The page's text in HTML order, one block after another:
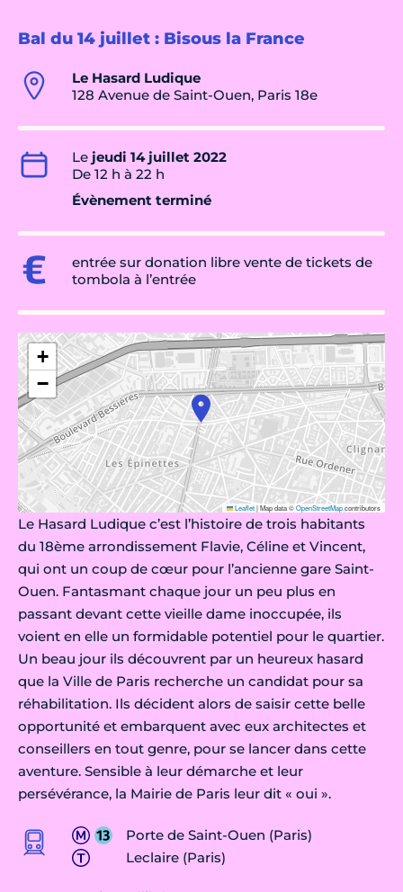
Bal du 14 juillet : Bisous la France
Le Hasard Ludique
128 Avenue de Saint-Ouen, Paris 18e
Le jeudi 14 juillet 2022
De 12 h à 22 h
Évènement terminé
entrée sur donation libre vente de tickets de
tombola à l’entrée
+
−
Leaflet|Map data ©OpenStreetMapcontributors
Le Hasard Ludique c’est l’histoire de trois habitants
du 18ème arrondissement Flavie, Céline et Vincent,
qui ont un coup de cœur pour l’ancienne gare Saint-
Ouen. Fantasmant chaque jour un peu plus en
passant devant cette vieille dame inoccupée, ils
voient en elle un formidable potentiel pour le quartier.
Un beau jour ils découvrent par un heureux hasard
que la Ville de Paris recherche un candidat pour sa
réhabilitation. Ils décident alors de saisir cette belle
opportunité et embarquent avec eux architectes et
conseillers en tout genre, pour se lancer dans cette
aventure. Sensible à leur démarche et leur
persévérance, la Mairie de Paris leur dit « oui ».
Porte de Saint-Ouen (Paris)
Leclaire (Paris)